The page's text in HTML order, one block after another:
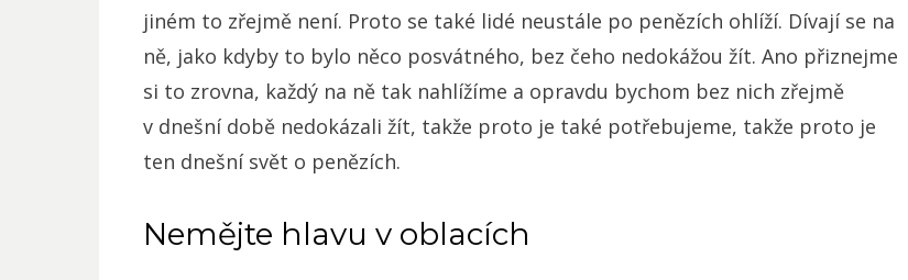
jiném to zřejmě není. Proto se také lidé neustále po penězích ohlíží. Dívají se na
ně, jako kdyby to bylo něco posvátného, bez čeho nedokážou žít. Ano přiznejme
si to zrovna, každý na ně tak nahlížíme a opravdu bychom bez nich zřejmě
v dnešní době nedokázali žít, takže proto je také potřebujeme, takže proto je
ten dnešní svět o penězích.
Nemějte hlavu v oblacích